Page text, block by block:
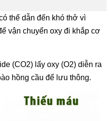
thể dẫn đến khó thở vì
vận chuyển oxy đi khắp cơ
(CO2) lấy oxy (O2) diễn ra
hồng cầu để lưu thông.